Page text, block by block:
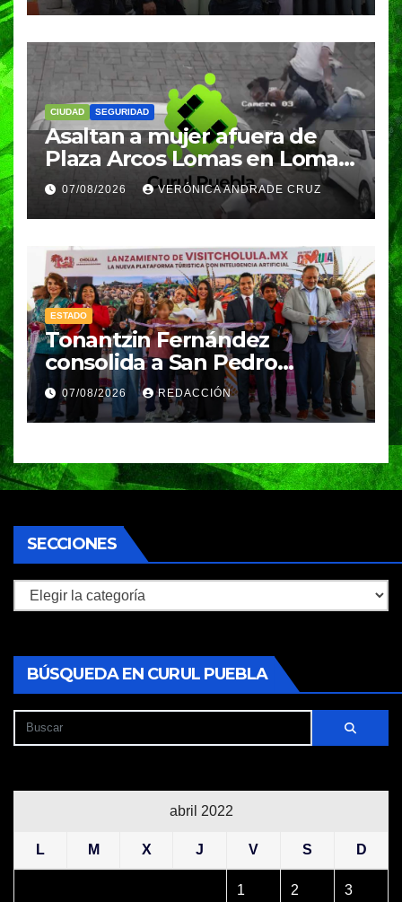
CIUDAD SEGURIDAD
Asaltan a mujer afuera de
Plaza Arcos Lomas en Lomas
de Angelópolis; delincuentes
huyeron en auto
07/08/2026 VERÓNICA ANDRADE CRUZ
ESTADO
Tonantzin Fernández
consolida a San Pedro
Cholula como referente en
turismo inteligente
07/08/2026 REDACCIÓN
SECCIONES
Secciones
BÚSQUEDA EN CURUL PUEBLA
abril 2022
L M X J V S D
1 2 3